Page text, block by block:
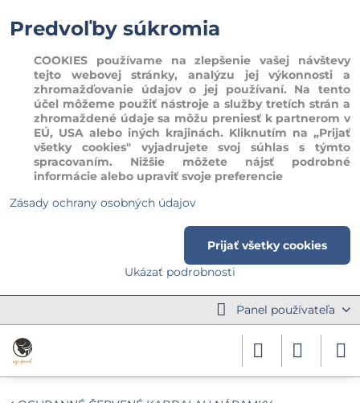
Panel používateľa
Predvoľby súkromia
COOKIES používame na zlepšenie vašej návštevy
tejto webovej stránky, analýzu jej výkonnosti a
zhromažďovanie údajov o jej používaní. Na tento
účel môžeme použiť nástroje a služby tretích strán a
zhromaždené údaje sa môžu preniesť k partnerom v
EÚ, USA alebo iných krajinách. Kliknutím na „Prijať
všetky cookies" vyjadrujete svoj súhlas s týmto
spracovaním. Nižšie môžete nájsť podrobné
informácie alebo upraviť svoje preferencie
Zásady ochrany osobných údajov
Ukázať podrobnosti
Prijať všetky cookies